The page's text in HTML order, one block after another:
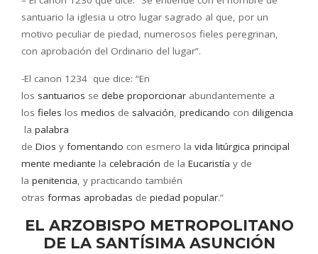
santuario la iglesia u otro lugar sagrado al que, por un
motivo peculiar de piedad, numerosos fieles peregrinan,
con aprobación del Ordinario del lugar”.
-El canon 1234 que dice: “En
los santuarios se debe proporcionar abundantemente a
los fieles los medios de salvación predicando con diligencia
la palabra
de Dios y fomentando con esmero la vida litúrgica principal
mente mediante la celebración de la Eucaristía y de
la penitencia , y practicando también
otras formas aprobadas de piedad popular.”
EL ARZOBISPO METROPOLITANO
DE LA SANTÍSIMA ASUNCIÓN